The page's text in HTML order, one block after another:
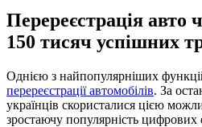
Перереєстрація авто
150 тисяч успішних
Однією з найпопулярніших
перереєстрації автомобілів. За
українців скористалися цією
зростаючу популярність цифрових